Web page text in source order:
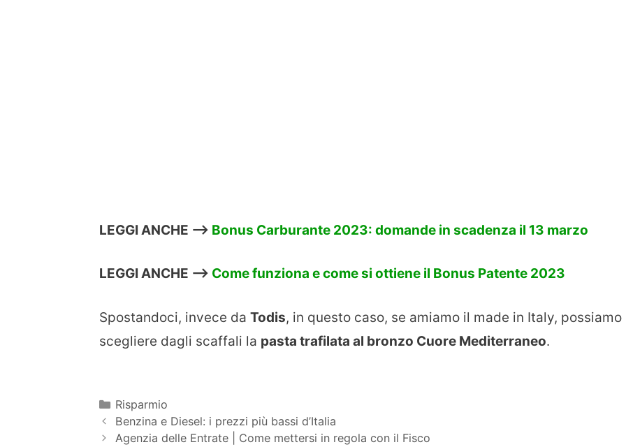
LEGGI ANCHE –> Bonus Carburante 2023: domande in scadenza il 13 marzo
LEGGI ANCHE –> Come funziona e come si ottiene il Bonus Patente 2023
Spostandoci, invece da Todis, in questo caso, se amiamo il made in Italy, possiamo
scegliere dagli scaffali la pasta trafilata al bronzo Cuore Mediterraneo.
Categorie
Risparmio
Benzina e Diesel: i prezzi più bassi d’Italia
Agenzia delle Entrate | Come mettersi in regola con il Fisco